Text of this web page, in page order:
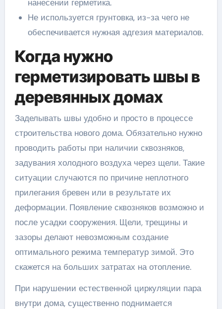
нанесении герметика.
Не используется грунтовка, из-за чего не
обеспечивается нужная адгезия материалов.
Когда нужно
герметизировать швы в
деревянных домах
Заделывать швы удобно и просто в процессе
строительства нового дома. Обязательно нужно
проводить работы при наличии сквозняков,
задувания холодного воздуха через щели. Такие
ситуации случаются по причине неплотного
прилегания бревен или в результате их
деформации. Появление сквозняков возможно и
после усадки сооружения. Щели, трещины и
зазоры делают невозможным создание
оптимального режима температур зимой. Это
скажется на больших затратах на отопление.
При нарушении естественной циркуляции пара
внутри дома, существенно поднимается